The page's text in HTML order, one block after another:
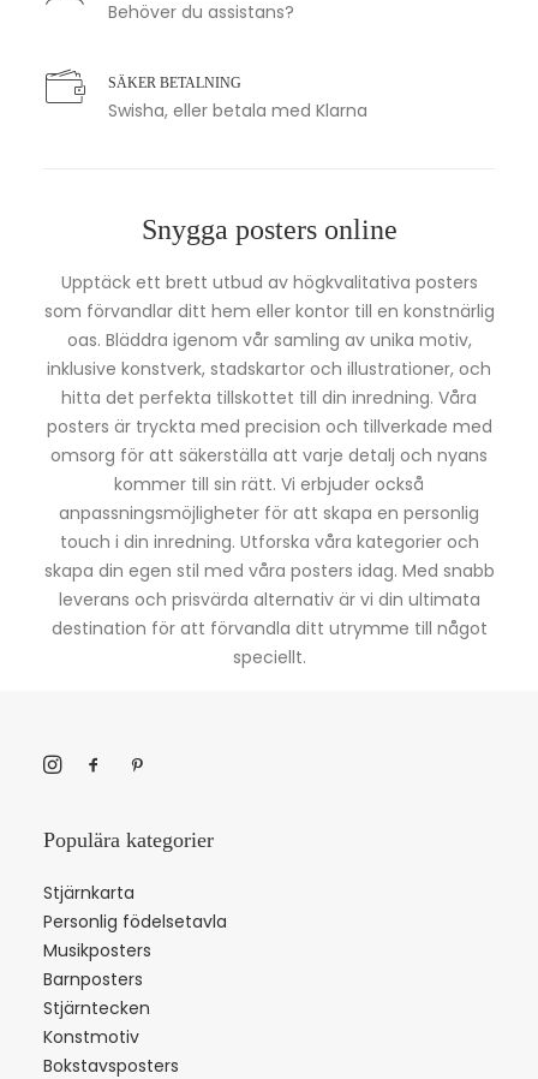
Behöver du assistans?
SÄKER BETALNING
Swisha, eller betala med Klarna
Snygga posters online
Upptäck ett brett utbud av högkvalitativa posters
som förvandlar ditt hem eller kontor till en konstnärlig
oas. Bläddra igenom vår samling av unika motiv,
inklusive konstverk, stadskartor och illustrationer, och
hitta det perfekta tillskottet till din inredning. Våra
posters är tryckta med precision och tillverkade med
omsorg för att säkerställa att varje detalj och nyans
kommer till sin rätt. Vi erbjuder också
anpassningsmöjligheter för att skapa en personlig
touch i din inredning. Utforska våra kategorier och
skapa din egen stil med våra posters idag. Med snabb
leverans och prisvärda alternativ är vi din ultimata
destination för att förvandla ditt utrymme till något
speciellt.
Populära kategorier
Stjärnkarta
Personlig födelsetavla
Musikposters
Barnposters
Stjärntecken
Konstmotiv
Bokstavsposters